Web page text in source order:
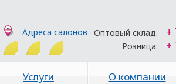
Адреса салонов Оптовый склад: +
Розница: +
Услуги О компании